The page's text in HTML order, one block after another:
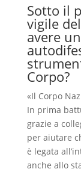
Sotto il
vigile
avere
Corpo?
«Il Corpo
In prima
grazie a
per aiutare
è legata
anche allo